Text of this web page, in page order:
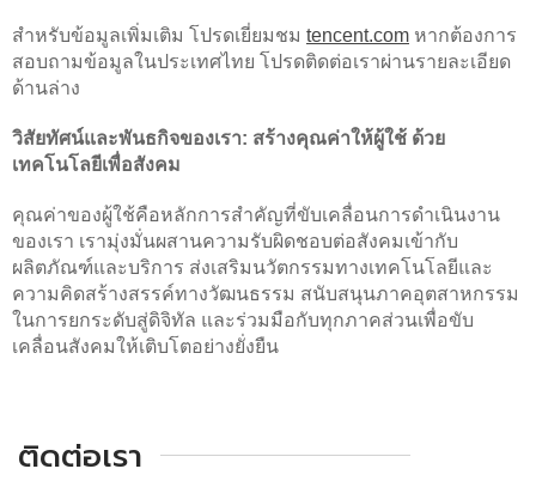
สำหรับข้อมูลเพิ่มเติม โปรดเยี่ยมชม tencent.com หากต้องการ
สอบถามข้อมูลในประเทศไทย โปรดติดต่อเราผ่านรายละเอียด
ด้านล่าง
วิสัยทัศน์และพันธกิจของเรา: สร้างคุณค่าให้ผู้ใช้ ด้วย
เทคโนโลยีเพื่อสังคม
คุณค่าของผู้ใช้คือหลักการสำคัญที่ขับเคลื่อนการดำเนินงาน
ของเรา เรามุ่งมั่นผสานความรับผิดชอบต่อสังคมเข้ากับ
ผลิตภัณฑ์และบริการ ส่งเสริมนวัตกรรมทางเทคโนโลยีและ
ความคิดสร้างสรรค์ทางวัฒนธรรม สนับสนุนภาคอุตสาหกรรม
ในการยกระดับสู่ดิจิทัล และร่วมมือกับทุกภาคส่วนเพื่อขับ
เคลื่อนสังคมให้เติบโตอย่างยั่งยืน
ติดต่อเรา